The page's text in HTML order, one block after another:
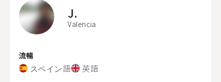
J.
Valencia
流暢
スペイン語 英語